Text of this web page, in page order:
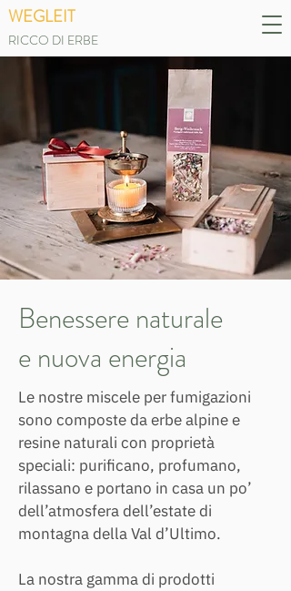
WEGLEIT
RICCO DI ERBE
Benessere naturale
e nuova energia
Le nostre miscele per fumigazioni
sono composte da erbe alpine e
resine naturali con proprietà
speciali: purificano, profumano,
rilassano e portano in casa un po’
dell’atmosfera dell’estate di
montagna della Val d’Ultimo.
La nostra gamma di prodotti